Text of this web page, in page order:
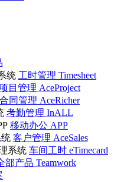
工时管理 Timesheet
目管理 AceProject
合同管理 AceRicher
考勤管理 InALL
移动办公 APP
客户管理 AceSales
车间工时 eTimecard
部产品 Teamwork